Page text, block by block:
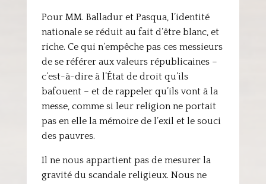
Pour MM. Balladur et Pasqua, l’identité
nationale se réduit au fait d’être blanc, et
riche. Ce qui n’empêche pas ces messieurs
de se référer aux valeurs républicaines –
c’est-à-dire à l’État de droit qu’ils
bafouent – et de rappeler qu’ils vont à la
messe, comme si leur religion ne portait
pas en elle la mémoire de l’exil et le souci
des pauvres.
Il ne nous appartient pas de mesurer la
gravité du scandale religieux. Nous ne